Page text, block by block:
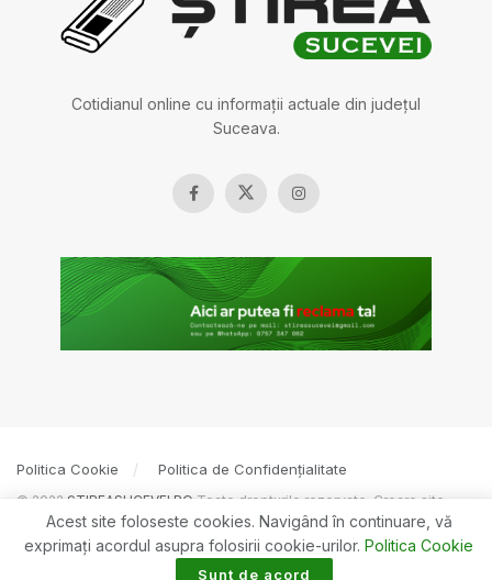
Cotidianul online cu informații actuale din județul
Suceava.
Politica Cookie Politica de Confidențialitate
© 2022 ȘTIREASUCEVEI.RO Toate drepturile rezervate. Creare site
BOSSNET
Acest site foloseste cookies. Navigând în continuare, vă
exprimaţi acordul asupra folosirii cookie-urilor. Politica Cookie
Sunt de acord